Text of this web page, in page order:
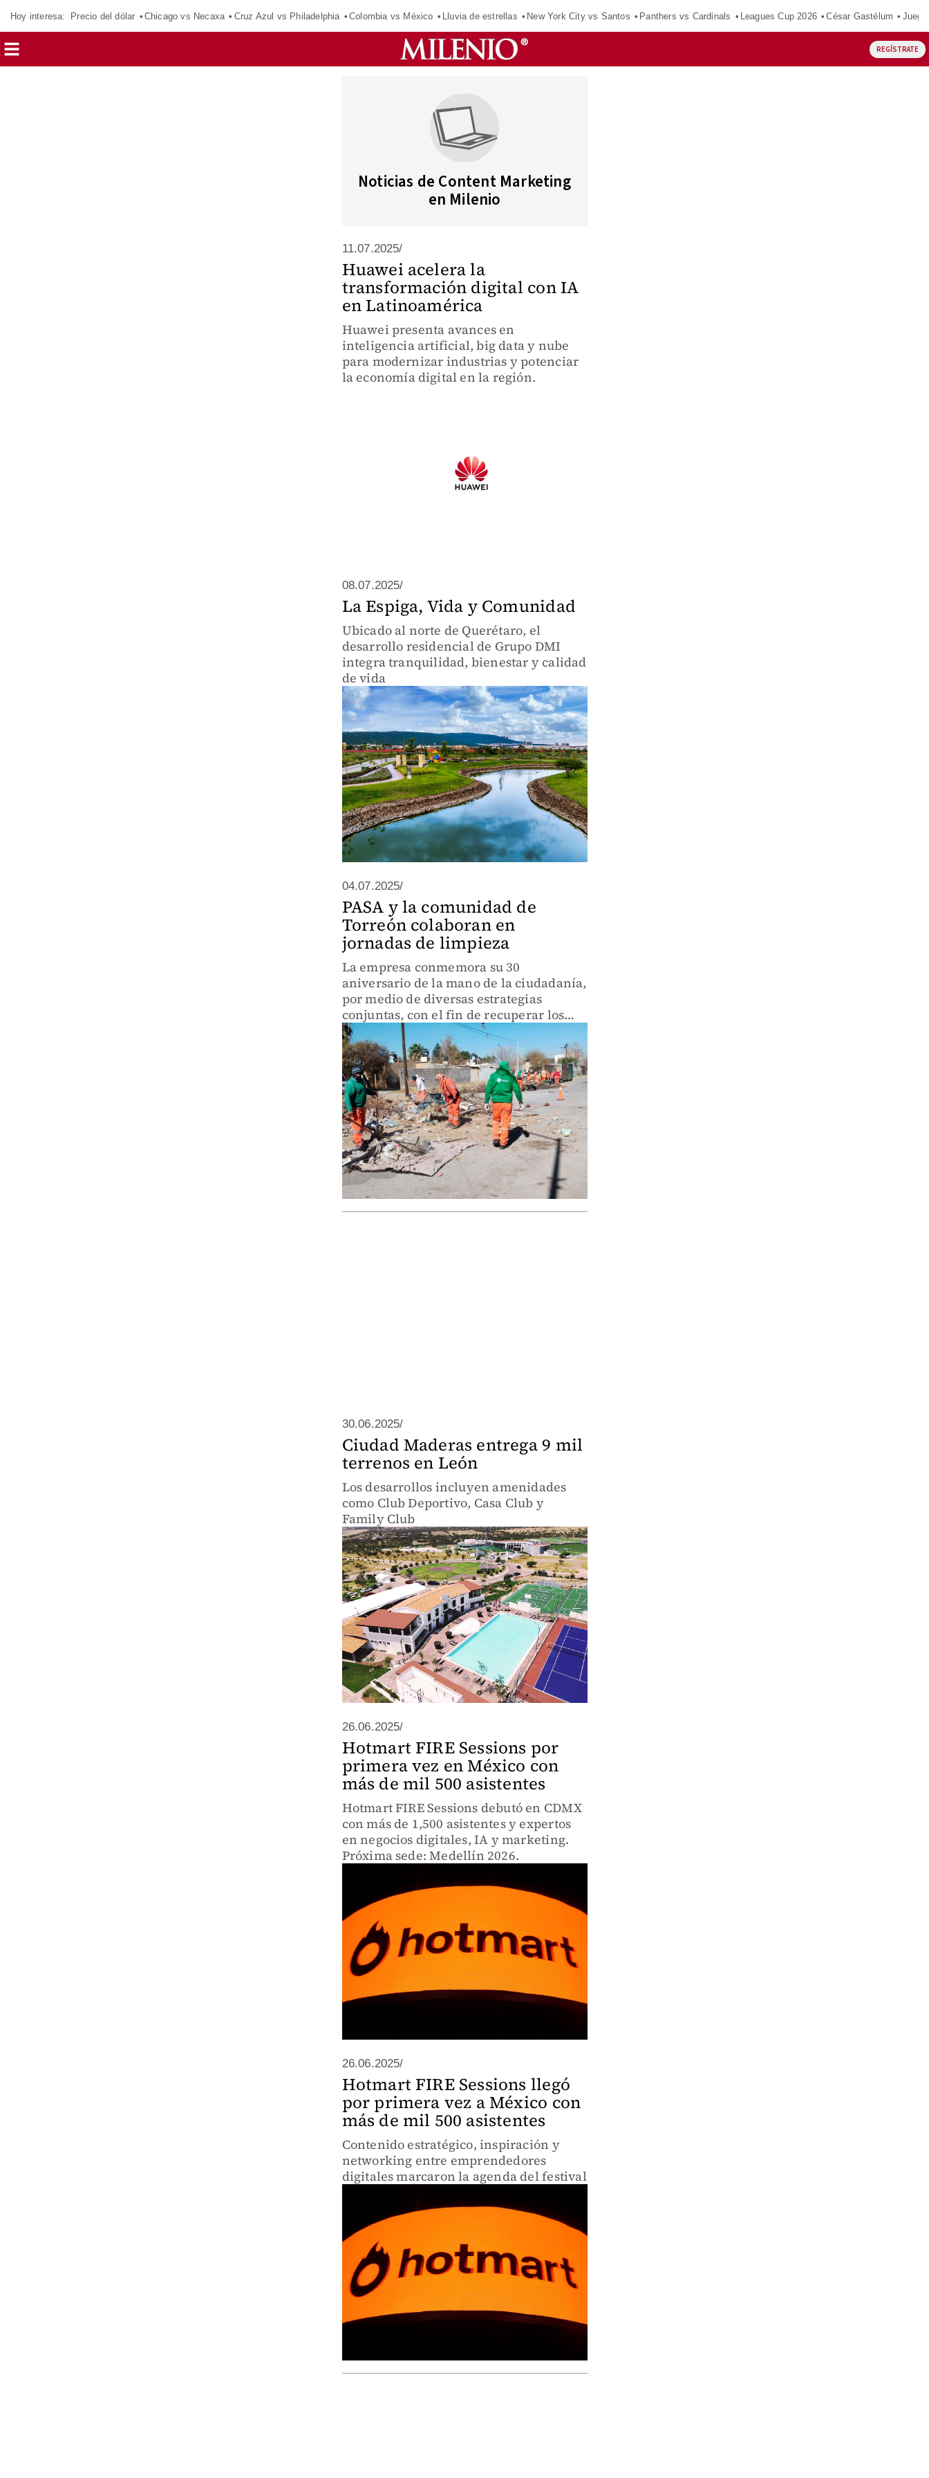
Hoy interesa: Precio del dólar Chicago vs Necaxa Cruz Azul vs Philadelphia Colombia vs México Lluvia de estrellas New York City vs Santos Panthers vs Cardinals Leagues Cup 2026 César Gastélum
REGÍSTRATE
Noticias de Content Marketing
en Milenio
11.07.2025/
Huawei acelera la
transformación digital con IA
en Latinoamérica
Huawei presenta avances en
inteligencia artificial, big data y nube
para modernizar industrias y potenciar
la economía digital en la región.
08.07.2025/
La Espiga, Vida y Comunidad
Ubicado al norte de Querétaro, el
desarrollo residencial de Grupo DMI
integra tranquilidad, bienestar y calidad
de vida
04.07.2025/
PASA y la comunidad de
Torreón colaboran en
jornadas de limpieza
La empresa conmemora su 30
aniversario de la mano de la ciudadanía,
por medio de diversas estrategias
conjuntas, con el fin de recuperar los
espacios públicos del municipio
lagunero
30.06.2025/
Ciudad Maderas entrega 9 mil
terrenos en León
Los desarrollos incluyen amenidades
como Club Deportivo, Casa Club y
Family Club
26.06.2025/
Hotmart FIRE Sessions por
primera vez en México con
más de mil 500 asistentes
Hotmart FIRE Sessions debutó en CDMX
con más de 1,500 asistentes y expertos
en negocios digitales, IA y marketing.
Próxima sede: Medellín 2026.
26.06.2025/
Hotmart FIRE Sessions llegó
por primera vez a México con
más de mil 500 asistentes
Contenido estratégico, inspiración y
networking entre emprendedores
digitales marcaron la agenda del festival